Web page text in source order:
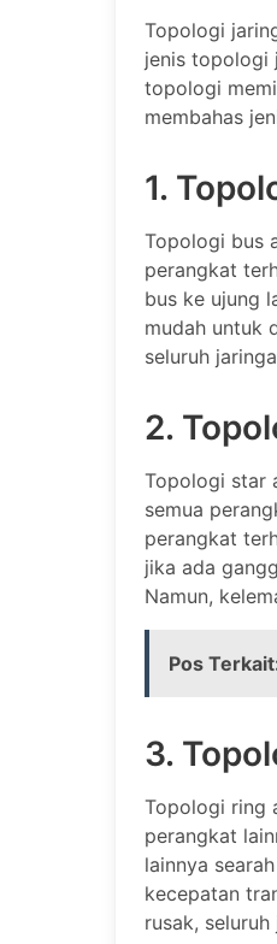
Topologi
jenis topologi
topologi
membahas
1.
Topologi bus
perangkat
bus ke ujung
mudah untuk
seluruh
2.
Topologi star
semua
perangkat
jika ada
Namun,
Pos
3.
Topologi ring
perangkat
lainnya
kecepatan
rusak,